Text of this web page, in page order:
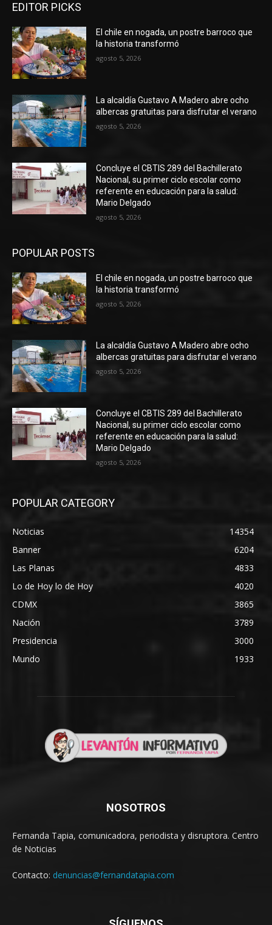
EDITOR PICKS
El chile en nogada, un postre barroco que
la historia transformó
agosto 5, 2026
La alcaldía Gustavo A Madero abre ocho
albercas gratuitas para disfrutar el verano
agosto 5, 2026
Concluye el CBTIS 289 del Bachillerato
Nacional, su primer ciclo escolar como
referente en educación para la salud:
Mario Delgado
agosto 5, 2026
POPULAR POSTS
El chile en nogada, un postre barroco que
la historia transformó
agosto 5, 2026
La alcaldía Gustavo A Madero abre ocho
albercas gratuitas para disfrutar el verano
agosto 5, 2026
Concluye el CBTIS 289 del Bachillerato
Nacional, su primer ciclo escolar como
referente en educación para la salud:
Mario Delgado
agosto 5, 2026
POPULAR CATEGORY
Noticias
14354
Banner
6204
Las Planas
4833
Lo de Hoy lo de Hoy
4020
CDMX
3865
Nación
3789
Presidencia
3000
Mundo
1933
NOSOTROS
Fernanda Tapia, comunicadora, periodista y disruptora. Centro
de Noticias
Contacto: denuncias@fernandatapia.com